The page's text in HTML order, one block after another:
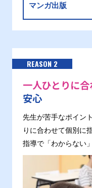
マンガ出版
REASON 2
一人ひとりに
安心
先生が苦手なポイン
りに合わせて個別に
指導で「わからない